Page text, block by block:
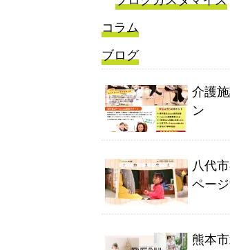
コラム
ブログ
介護
ン
八代
ペー
熊本